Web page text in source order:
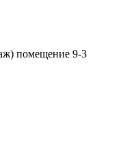
помещение 9-3